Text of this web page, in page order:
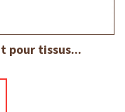
pour tissus...